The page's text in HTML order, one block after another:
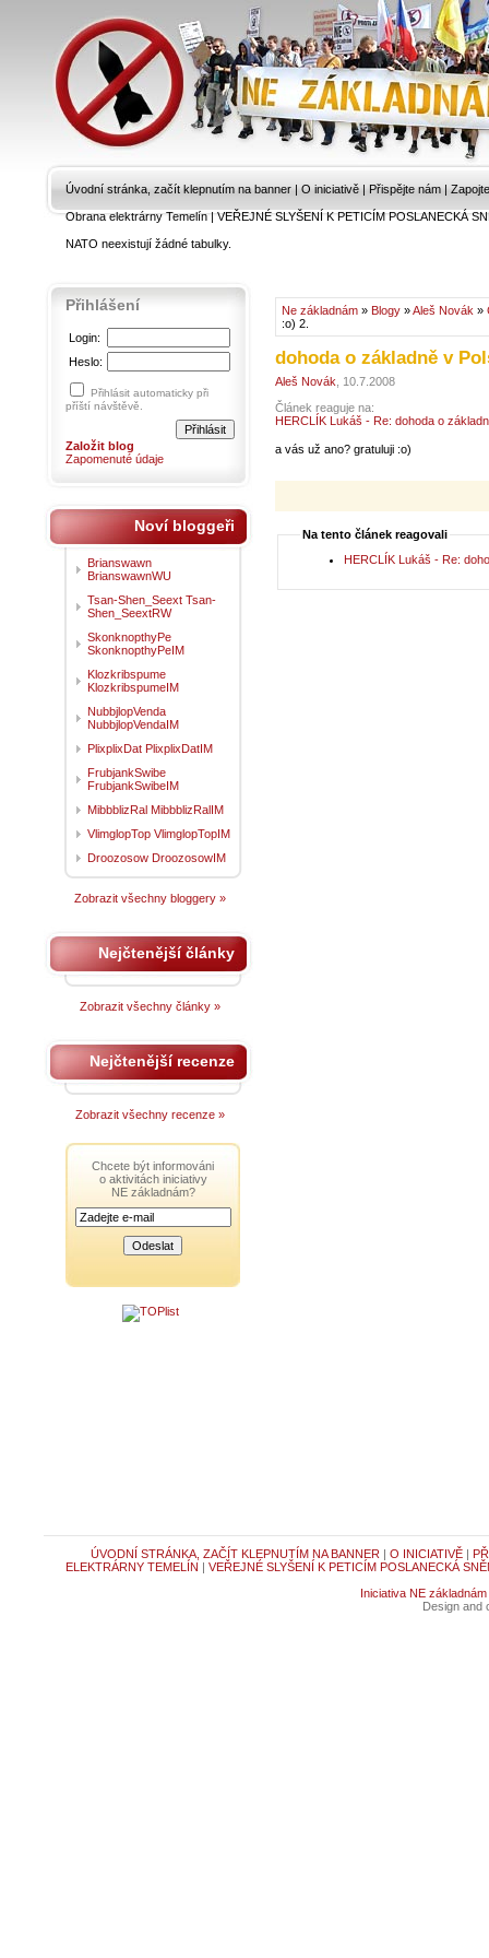
Úvodní stránka, začít klepnutím na banner | O iniciativě | Přispějte nám |
Obrana elektrárny Temelín|VEŘEJNÉ SLYŠENÍ K PETICÍM POSLANECKÁ
NATO neexistují žádné tabulky.
Ne základnám » Blogy »Aleš Novák »
:o) 2.
dohoda o základně v
Aleš Novák , 10.7.2008
Článek reaguje na:
HERCLÍK Lukáš - Re: dohoda o
a vás už ano? gratuluji :o)
Na tento článek reagovali
HERCLÍK Lukáš - Re:
Přihlášení
Login:
Heslo:
Přihlásit automaticky při
příští návštěvě.
Založit blog
Zapomenuté údaje
Noví bloggeři
Brianswawn
BrianswawnWU
Tsan-Shen_Seext Tsan-
Shen_SeextRW
SkonknopthyPe
SkonknopthyPeIM
Klozkribspume
KlozkribspumeIM
NubbjlopVenda
NubbjlopVendaIM
PlixplixDat PlixplixDatIM
FrubjankSwibe
FrubjankSwibeIM
MibbblizRal MibbblizRalIM
VlimglopTop VlimglopTopIM
Droozosow DroozosowIM
Zobrazit všechny bloggery »
Nejčtenější články
Zobrazit všechny články »
Nejčtenější recenze
Zobrazit všechny recenze »
Chcete být informováni
o aktivitách iniciativy
NE základnám?
ÚVODNÍ STRÁNKA, ZAČÍT KLEPNUTÍM NA BANNER | O INICIATIVĚ|
ELEKTRÁRNY TEMELÍN | VEŘEJNÉ SLYŠENÍ K PETICÍM POSLANECKÁ
Iniciativa NE základnám
Design and